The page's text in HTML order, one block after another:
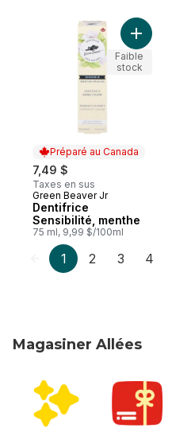
Préparé au Canada
7,49 $
Taxes en sus
Préparé au Canada
Green Beaver Jr
Dentifrice
Sensibilité, menthe
75 ml, 9,99 $/100ml
Faible
stock
1 2 3 4
Magasiner Allées